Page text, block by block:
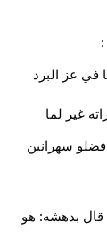
عز البرد
غير لما
سهرانين
قال بدهشه: هو